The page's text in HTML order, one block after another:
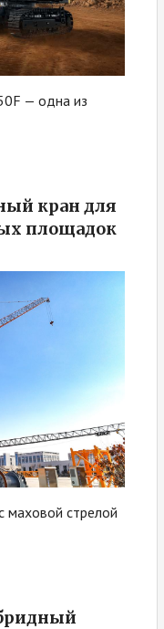
— одна из
кран для
площадок
маховой стрелой